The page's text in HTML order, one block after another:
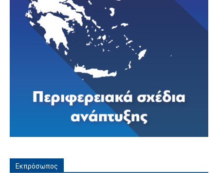
Εκπρόσωπος